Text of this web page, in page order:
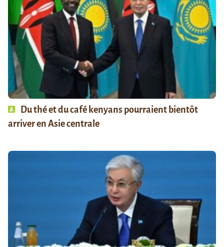
Du thé et du café kenyans pourraient bientôt
arriver en Asie centrale